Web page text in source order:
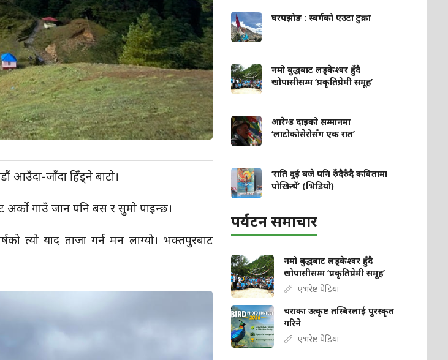
आउँदा-जाँदा हिँड्ने बाटो।
अर्को गाउँ जान पनि बस र सुमो पाइन्छ।
त्यो याद ताजा गर्न मन लाग्यो। भक्तपुरबाट
घरपझोङ : स्वर्गको एउटा टुक्रा
नमो बुद्धबाट लड्केश्वर हुँदै
खोपासीसम्म ‘प्रकृतिप्रेमी समूह’
आरेन्ड दाइको सम्मानमा
‘लाटोकोसेरोसँग एक रात’
‘राति दुई बजे पनि रुँदैरुँदै कवितामा
पोखिन्थें’ (भिडियो)
पर्यटन समाचार
नमो बुद्धबाट लड्केश्वर हुँदै
खोपासीसम्म ‘प्रकृतिप्रेमी समूह’
एभरेष्ट पेडिया
चराका उत्कृष्ट तस्बिरलाई पुरस्कृत
गरिने
एभरेष्ट पेडिया